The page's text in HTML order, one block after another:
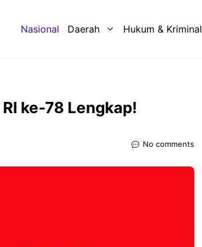
Nasional Daerah Hukum & Kriminal
ke-78 Lengkap!
No comments